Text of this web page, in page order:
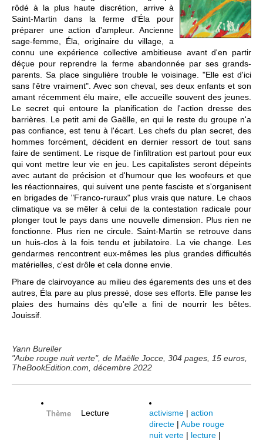
rôdé à la plus haute discrétion, arrive à
Saint-Martin dans la ferme d'Éla pour
préparer une action d'ampleur. Ancienne
sage-femme, Éla, originaire du village, a
connu une expérience collective ambitieuse avant d'en partir
déçue pour reprendre la ferme abandonnée par ses grands-
parents. Sa place singulière trouble le voisinage. "Elle est d'ici
sans l'être vraiment". Avec son cheval, ses deux enfants et son
amant récemment élu maire, elle accueille souvent des jeunes.
Le secret qui entoure la planification de l'action dresse des
barrières. Le petit ami de Gaëlle, en qui le reste du groupe n'a
pas confiance, est tenu à l'écart. Les chefs du plan secret, des
hommes forcément, décident en dernier ressort de tout sans
faire de sentiment. Le risque de l'infiltration est partout pour eux
qui vont mettre leur vie en jeu. Les capitalistes seront dépeints
avec autant de précision et d'humour que les woofeurs et que
les réactionnaires, qui suivent une pente fasciste et s'organisent
en brigades de "Franco-ruraux" plus vrais que nature. Le chaos
climatique va se mêler à celui de la contestation radicale pour
plonger tout le pays dans une nouvelle dimension. Plus rien ne
fonctionne. Plus rien ne circule. Saint-Martin se retrouve dans
un huis-clos à la fois tendu et jubilatoire. La vie change. Les
gendarmes rencontrent eux-mêmes les plus grandes difficultés
matérielles, c'est drôle et cela donne envie.
Phare de clairvoyance au milieu des égarements des uns et des
autres, Éla pare au plus pressé, dose ses efforts. Elle panse les
plaies des humains dès qu'elle a fini de nourrir les bêtes.
Jouissif.
Yann Bureller
"Aube rouge nuit verte", de Maëlle Jocce, 304 pages, 15 euros,
TheBookEdition.com, décembre 2022
Thème Lecture activisme | action
directe | Aube rouge
nuit verte | lecture |